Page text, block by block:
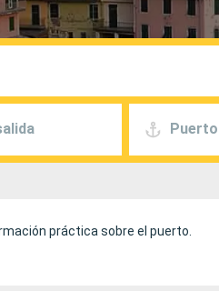
práctica sobre el puerto.